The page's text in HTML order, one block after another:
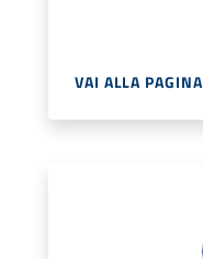
VAI ALLA PAGINA